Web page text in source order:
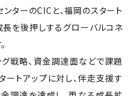
ターのCICと、福岡のスタート
長を後押しするグローバルコネ
戦略、資金調達面などで課題
トアップに対し、伴走支援す